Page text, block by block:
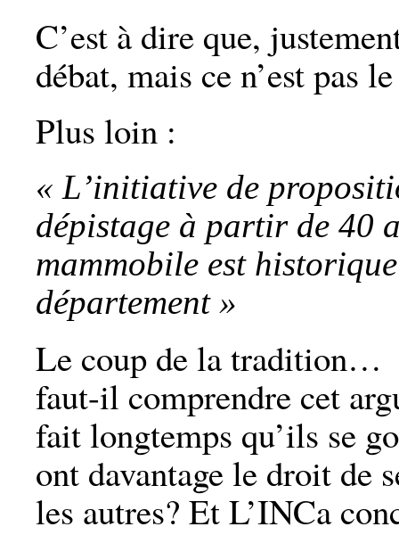
C’est à dire que,
débat, mais ce n’est pas
Plus loin :
« L’initiative de
dépistage à partir de 40
mammobile est
département »
Le coup de la tradition…
faut-il comprendre cet
fait longtemps qu’ils se
ont davantage le droit de
les autres? Et L’INCa